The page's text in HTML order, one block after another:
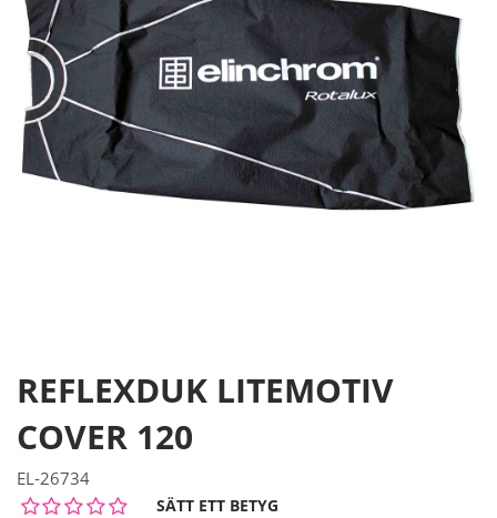
REFLEXDUK LITEMOTIV
COVER 120
EL-26734
SÄTT ETT BETYG